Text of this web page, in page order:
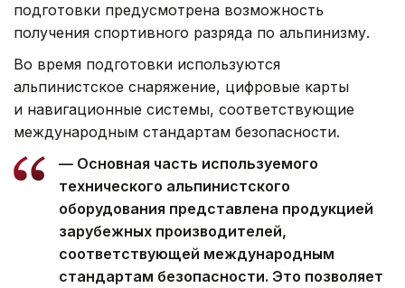
подготовки предусмотрена возможность
получения спортивного разряда по альпинизму.
Во время подготовки используются
альпинистское снаряжение, цифровые карты
и навигационные системы, соответствующие
международным стандартам безопасности.
— Основная часть используемого
технического альпинистского
оборудования представлена продукцией
зарубежных производителей,
соответствующей международным
стандартам безопасности. Это позволяет